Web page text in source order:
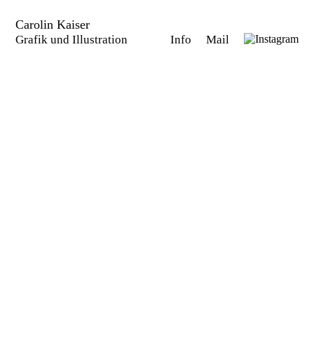
Carolin Kaiser
Grafik und Illustration Info Mail